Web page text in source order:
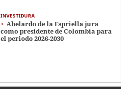
INVESTIDURA
Abelardo de la Espriella jura
como presidente de Colombia para
el periodo 2026-2030